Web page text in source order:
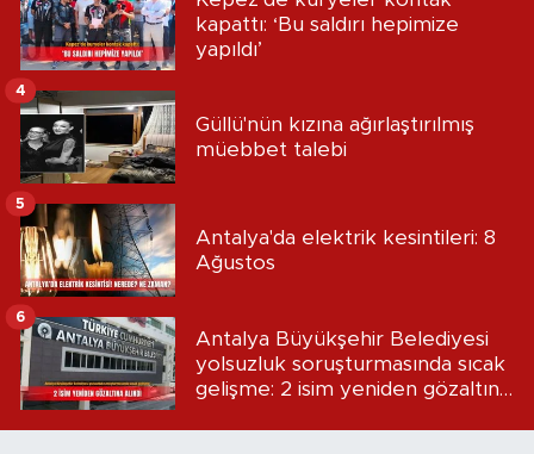
kapattı: ‘Bu saldırı hepimize
yapıldı’
Güllü'nün kızına ağırlaştırılmış
müebbet talebi
4
Antalya'da elektrik kesintileri: 8
Ağustos
5
Antalya Büyükşehir Belediyesi
yolsuzluk soruşturmasında sıcak
gelişme: 2 isim yeniden gözaltına
6